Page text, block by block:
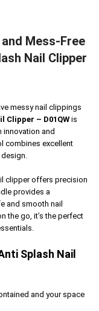
Mess-Free
Nail Clipper
messy nail clippings
Clipper – D01QW is
and
combines excellent
design.
clipper offers precision
provides a
and smooth nail
the go, it’s the perfect
Splash Nail
and your space